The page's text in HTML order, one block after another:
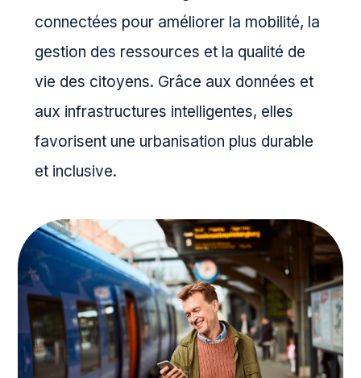
connectées pour améliorer la mobilité, la
gestion des ressources et la qualité de
vie des citoyens. Grâce aux données et
aux infrastructures intelligentes, elles
favorisent une urbanisation plus durable
et inclusive.